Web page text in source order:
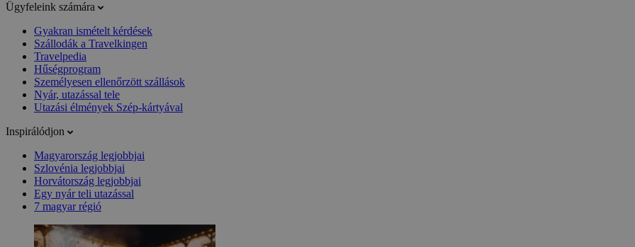
Ügyfeleink számára
Gyakran ismételt kérdések
Szállodák a Travelkingen
Travelpedia
Hűségprogram
Személyesen ellenőrzött szállások
Nyár, utazással tele
Utazási élmények Szép-kártyával
Inspirálódjon
Magyarország legjobbjai
Szlovénia legjobbjai
Horvátország legjobbjai
Egy nyár teli utazással
7 magyar régió